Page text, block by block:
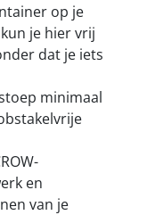
op je
je hier vrij
dat je iets
minimaal
en
van je